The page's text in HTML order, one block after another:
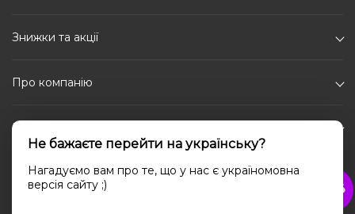
Знижки та акції
Про компанію
Каталог
Соціальні мережі
Не бажаєте перейти на українську?
Нагадуємо вам про те, що у нас є україномовна
версія сайту ;)